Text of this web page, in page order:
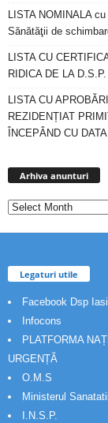
LISTA NOMINALA
Sănătăţii de
LISTA CU
RIDICA DE LA
LISTA CU
REZIDENȚIAT
ÎNCEPÂND CU
Arhiva anunturi
Legaturi utile
Facebook Dsp Iasi
Infocons
PLATFORMA
URGENȚĂ
O.M.S
Ministerul Sanatatii
I.N.S.P.